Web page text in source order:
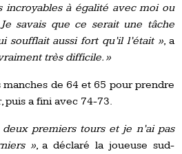
incroyables à égalité avec moi ou
savais que ce serait une tâche
soufflait aussi fort qu’il l’était », a
très difficile. »
manches de 64 et 65 pour prendre
puis a fini avec 74-73.
premiers tours et je n’ai pas
», a déclaré la joueuse sud-